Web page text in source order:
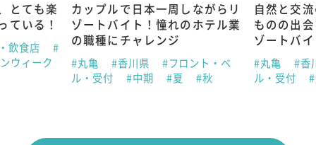
とても楽
ている！
飲食店
#
ウィーク
カップルで日本一周しながらリ
ゾートバイト！憧れのホテル業
の職種にチャレンジ
#丸亀 #香川県
#フロント・ベ
ル・受付
#中期 #夏 #秋
自然と交
ものの出
ゾートバ
#丸亀
#香
ル・受付